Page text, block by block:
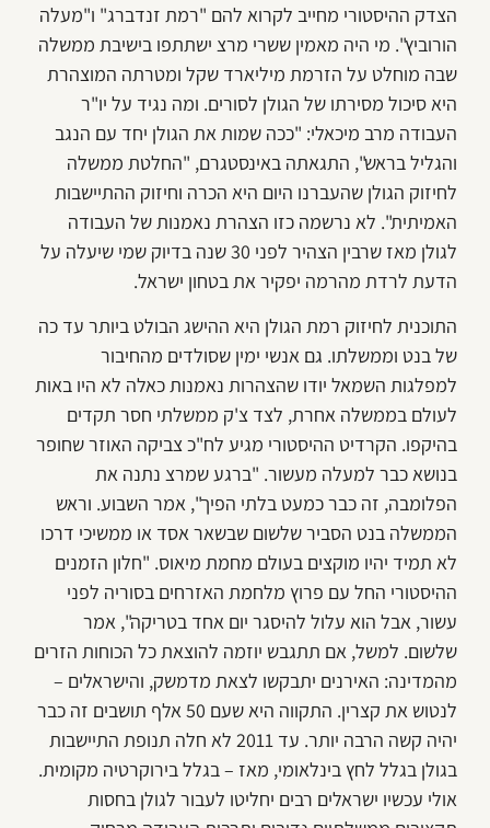
הצדק ההיסטורי מחייב לקרוא להם "רמת זנדברג" ו"מעלה
הורוביץ". מי היה מאמין ששרי מרצ ישתתפו בישיבת ממשלה
שבה מוחלט על הזרמת מיליארד שקל ומטרתה המוצהרת
היא סיכול מסירתו של הגולן לסורים. ומה נגיד על יו"ר
העבודה מרב מיכאלי: "ככה שמות את הגולן יחד עם הנגב
והגליל בראש", התגאתה באינסטגרם, "החלטת ממשלה
לחיזוק הגולן שהעברנו היום היא הכרה וחיזוק ההתיישבות
האמיתית". לא נרשמה כזו הצהרת נאמנות של העבודה
לגולן מאז שרבין הצהיר לפני 30 שנה בדיוק שמי שיעלה על
הדעת לרדת מהרמה יפקיר את בטחון ישראל.
התוכנית לחיזוק רמת הגולן היא ההישג הבולט ביותר עד כה
של בנט וממשלתו. גם אנשי ימין שסולדים מהחיבור
למפלגות השמאל יודו שהצהרות נאמנות כאלה לא היו באות
לעולם בממשלה אחרת, לצד צ'ק ממשלתי חסר תקדים
בהיקפו. הקרדיט ההיסטורי מגיע לח"כ צביקה האוזר שחופר
בנושא כבר למעלה מעשור. "ברגע שמרצ נתנה את
הפלומבה, זה כבר כמעט בלתי הפיך", אמר השבוע. וראש
הממשלה בנט הסביר שלשום שבשאר אסד או ממשיכי דרכו
לא תמיד יהיו מוקצים בעולם מחמת מיאוס. "חלון הזמנים
ההיסטורי החל עם פרוץ מלחמת האזרחים בסוריה לפני
עשור, אבל הוא עלול להיסגר יום אחד בטריקה", אמר
שלשום. למשל, אם תתגבש יוזמה להוצאת כל הכוחות הזרים
מהמדינה: האירנים יתבקשו לצאת מדמשק, והישראלים –
לנטוש את קצרין. התקווה היא שעם 50 אלף תושבים זה כבר
יהיה קשה הרבה יותר. עד 2011 לא חלה תנופת התיישבות
בגולן בגלל לחץ בינלאומי, מאז – בגלל בירוקרטיה מקומית.
אולי עכשיו ישראלים רבים יחליטו לעבור לגולן בחסות